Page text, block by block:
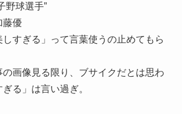
野球選手”
藤優
しすぎる」って言葉使うの止めてもら
の画像見る限り、ブサイクだとは思わ
る」は言い過ぎ。